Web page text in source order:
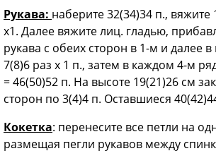
Рукава: наберите 32(34)34 п., вяжите
x1. Далее вяжите лиц. гладью,
рукава с обеих сторон в 1-м и далее
7(8)6 раз х 1 п., затем в каждом 4-м
= 46(50)52 п. На высоте 19(21)26 см
сторон по 3(4)4 п. Оставшиеся
Кокетка: перенесите все петли на
размещая пегли рукавов между